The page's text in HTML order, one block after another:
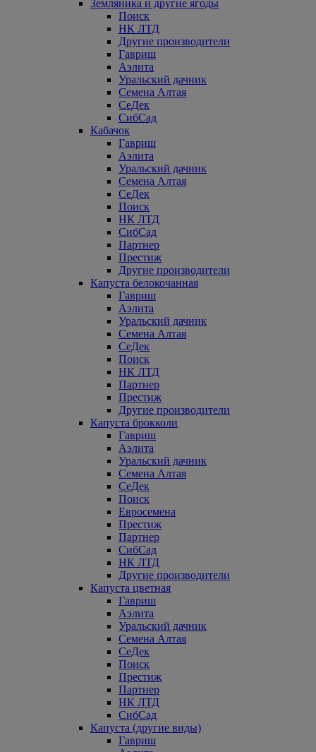
Земляника и другие ягоды
Поиск
НК ЛТД
Другие производители
Гавриш
Аэлита
Уральский дачник
Семена Алтая
СеДек
СибСад
Кабачок
Гавриш
Аэлита
Уральский дачник
Семена Алтая
СеДек
Поиск
НК ЛТД
СибСад
Партнер
Престиж
Другие производители
Капуста белокочанная
Гавриш
Аэлита
Уральский дачник
Семена Алтая
СеДек
Поиск
НК ЛТД
Партнер
Престиж
Другие производители
Капуста брокколи
Гавриш
Аэлита
Уральский дачник
Семена Алтая
СеДек
Поиск
Евросемена
Престиж
Партнер
СибСад
НК ЛТД
Другие производители
Капуста цветная
Гавриш
Аэлита
Уральский дачник
Семена Алтая
СеДек
Поиск
Престиж
Партнер
НК ЛТД
СибСад
Капуста (другие виды)
Гавриш